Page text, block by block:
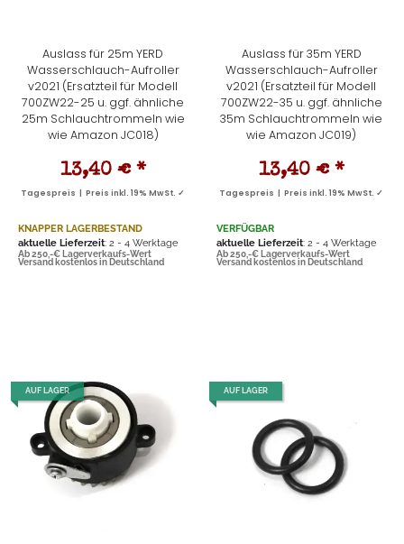
Auslass für 25m YERD
Wasserschlauch-Aufroller
v2021 (Ersatzteil für Modell
700ZW22-25 u. ggf. ähnliche
25m Schlauchtrommeln wie
wie Amazon JC018)
13,40 € *
Tagespreis | Preis inkl. 19% MwSt. ✓
KNAPPER LAGERBESTAND
aktuelle Lieferzeit: 2 - 4 Werktage
Ab 250,-€ Lagerverkaufs-Wert
Versand kostenlos in Deutschland
Auslass für 35m YERD
Wasserschlauch-Aufroller
v2021 (Ersatzteil für Modell
700ZW22-35 u. ggf. ähnliche
35m Schlauchtrommeln wie
wie Amazon JC019)
13,40 € *
Tagespreis | Preis inkl. 19% MwSt. ✓
VERFÜGBAR
aktuelle Lieferzeit: 2 - 4 Werktage
Ab 250,-€ Lagerverkaufs-Wert
Versand kostenlos in Deutschland
AUF LAGER AUF LAGER